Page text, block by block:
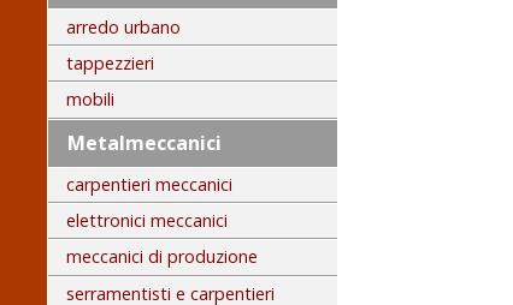
arredo urbano
tappezzieri
mobili
Metalmeccanici
carpentieri meccanici
elettronici meccanici
meccanici di produzione
serramentisti e carpentieri